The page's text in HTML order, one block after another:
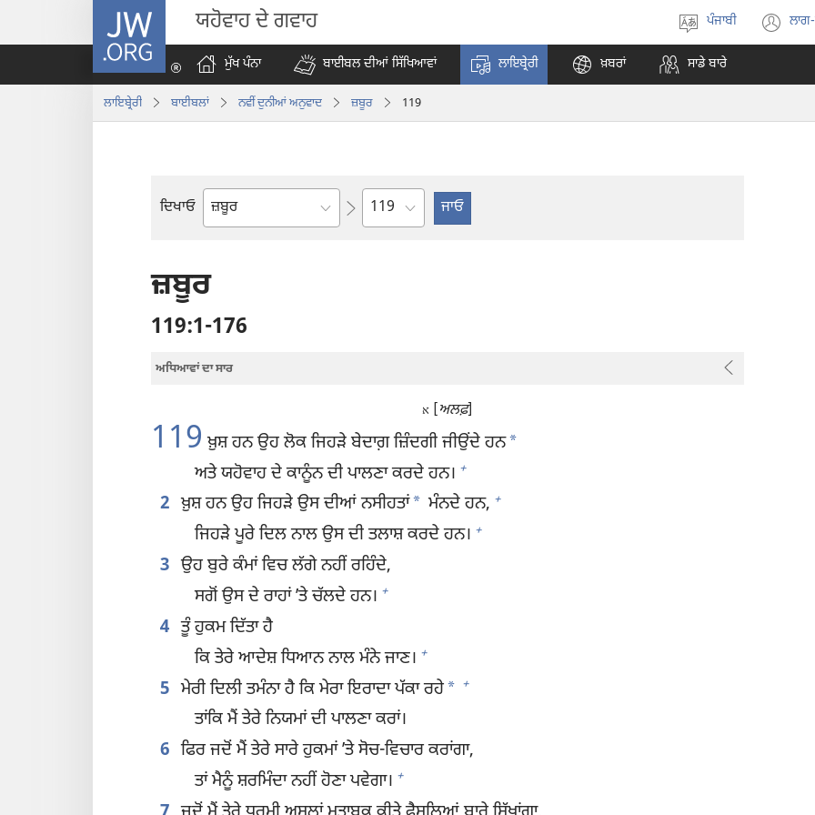
JW.ORG ਯਹੋਵਾਹ ਦੇ ਗਵਾਹ
ਚੁਣੋ
ਪੰਜਾਬੀ
ਮੁੱਖ ਪੰਨਾ ਬਾਈਬਲ ਦੀਆਂ ਸਿੱਖਿਆਵਾਂ ਲਾਇਬ੍ਰੇਰੀ ਖ਼ਬਰਾਂ ਸਾਡੇ ਬਾਰੇ
ਲਾਇਬ੍ਰੇਰੀ ਬਾਈਬਲਾਂ ਨਵੀੰ ਦੁਨੀਆਂ ਅਨੁਵਾਦ ਜ਼ਬੂਰ 119
ਦਿਖਾਓ
ਬਾਈਬਲ
Chapter
ਜ਼ਬੂਰ
119:1-176
ਅਧਿਆਵਾਂ ਦਾ ਸਾਰ
א [ਅਲਫ਼]
119 ਖ਼ੁਸ਼ ਹਨ ਉਹ ਲੋਕ ਜਿਹੜੇ ਬੇਦਾਗ਼ ਜ਼ਿੰਦਗੀ ਜੀਉਂਦੇ ਹਨ*
ਅਤੇ ਯਹੋਵਾਹ ਦੇ ਕਾਨੂੰਨ ਦੀ ਪਾਲਣਾ ਕਰਦੇ ਹਨ। +
2 ਖ਼ੁਸ਼ ਹਨ ਉਹ ਜਿਹੜੇ ਉਸ ਦੀਆਂ ਨਸੀਹਤਾਂ* ਮੰਨਦੇ ਹਨ, +
ਜਿਹੜੇ ਪੂਰੇ ਦਿਲ ਨਾਲ ਉਸ ਦੀ ਤਲਾਸ਼ ਕਰਦੇ ਹਨ। +
3 ਉਹ ਬੁਰੇ ਕੰਮਾਂ ਵਿਚ ਲੱਗੇ ਨਹੀਂ ਰਹਿੰਦੇ,
ਸਗੋਂ ਉਸ ਦੇ ਰਾਹਾਂ ʼਤੇ ਚੱਲਦੇ ਹਨ। +
4 ਤੂੰ ਹੁਕਮ ਦਿੱਤਾ ਹੈ
ਕਿ ਤੇਰੇ ਆਦੇਸ਼ ਧਿਆਨ ਨਾਲ ਮੰਨੇ ਜਾਣ। +
5 ਮੇਰੀ ਦਿਲੀ ਤਮੰਨਾ ਹੈ ਕਿ ਮੇਰਾ ਇਰਾਦਾ ਪੱਕਾ ਰਹੇ* +
ਤਾਂਕਿ ਮੈਂ ਤੇਰੇ ਨਿਯਮਾਂ ਦੀ ਪਾਲਣਾ ਕਰਾਂ।
6 ਫਿਰ ਜਦੋਂ ਮੈਂ ਤੇਰੇ ਸਾਰੇ ਹੁਕਮਾਂ ʼਤੇ ਸੋਚ-ਵਿਚਾਰ ਕਰਾਂਗਾ,
ਤਾਂ ਮੈਨੂੰ ਸ਼ਰਮਿੰਦਾ ਨਹੀਂ ਹੋਣਾ ਪਵੇਗਾ। +